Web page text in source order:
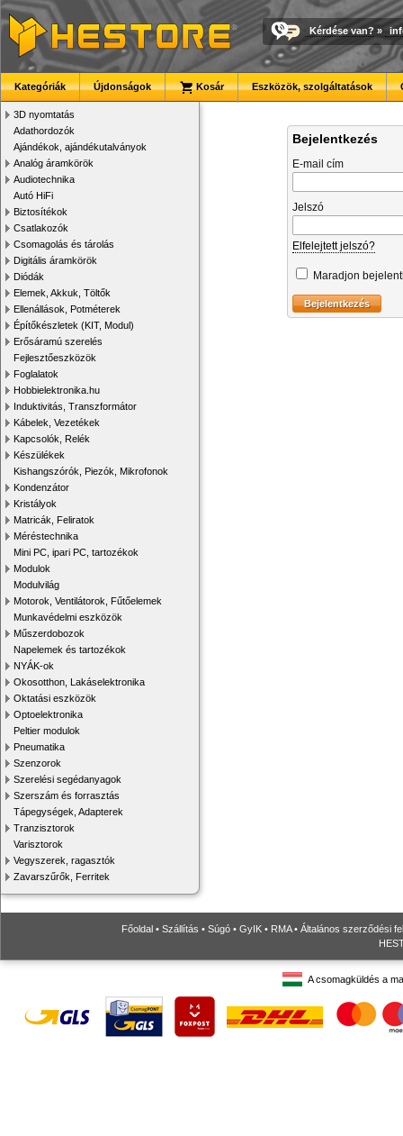
Kérdése van? »
Kategóriák Újdonságok Kosár Eszközök, szolgáltatások
3D nyomtatás
Adathordozók
Ajándékok, ajándékutalványok
Analóg áramkörök
Audiotechnika
Autó HiFi
Biztosítékok
Csatlakozók
Csomagolás és tárolás
Digitális áramkörök
Diódák
Elemek, Akkuk, Töltők
Ellenállások, Potméterek
Építőkészletek (KIT, Modul)
Erősáramú szerelés
Fejlesztőeszközök
Foglalatok
Hobbielektronika.hu
Induktivitás, Transzformátor
Kábelek, Vezetékek
Kapcsolók, Relék
Készülékek
Kishangszórók, Piezók, Mikrofonok
Kondenzátor
Kristályok
Matricák, Feliratok
Méréstechnika
Mini PC, ipari PC, tartozékok
Modulok
Modulvilág
Motorok, Ventilátorok, Fűtőelemek
Munkavédelmi eszközök
Műszerdobozok
Napelemek és tartozékok
NYÁK-ok
Okosotthon, Lakáselektronika
Oktatási eszközök
Optoelektronika
Peltier modulok
Pneumatika
Szenzorok
Szerelési segédanyagok
Szerszám és forrasztás
Tápegységek, Adapterek
Tranzisztorok
Varisztorok
Vegyszerek, ragasztók
Zavarszűrők, Ferritek
Bejelentkezés
E-mail cím
Jelszó
Elfelejtett jelszó?
Maradjon
Főoldal • Szállítás • Súgó • GyIK • RMA• Általános szerződési
A csomagküldés a